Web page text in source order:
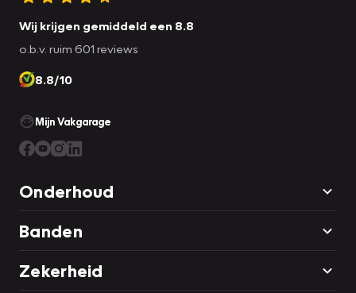
Wij krijgen gemiddeld een 8.8
o.b.v. ruim 601 reviews
8.8/10
Mijn Vakgarage
Onderhoud
Banden
Zekerheid